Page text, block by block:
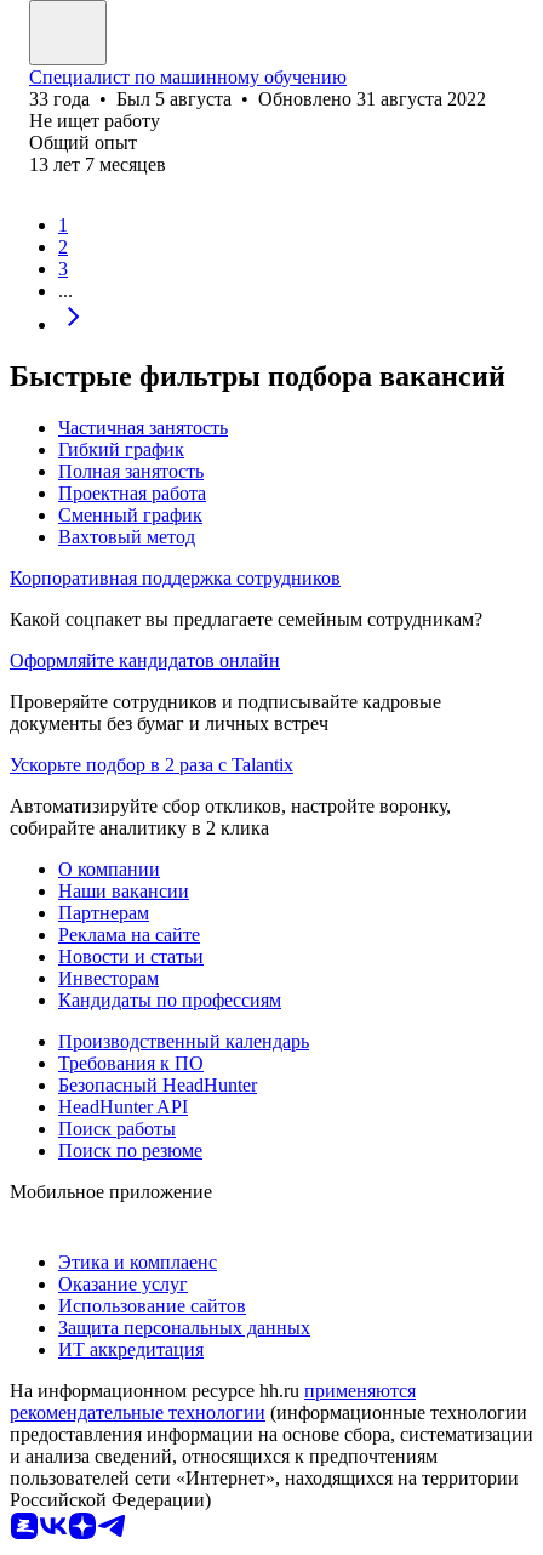
Специалист по машинному обучению
33 года • Был 5 августа • Обновлено 31 августа 2022
Не ищет работу
Общий опыт
13 лет 7 месяцев
1
2
3
...
Быстрые фильтры подбора вакансий
Частичная занятость
Гибкий график
Полная занятость
Проектная работа
Сменный график
Вахтовый метод
Корпоративная поддержка сотрудников
Какой соцпакет вы предлагаете семейным сотрудникам?
Оформляйте кандидатов онлайн
Проверяйте сотрудников и подписывайте кадровые
документы без бумаг и личных встреч
Ускорьте подбор в 2 раза с Talantix
Автоматизируйте сбор откликов, настройте воронку,
собирайте аналитику в 2 клика
О компании
Наши вакансии
Партнерам
Реклама на сайте
Новости и статьи
Инвесторам
Кандидаты по профессиям
Производственный календарь
Требования к ПО
Безопасный HeadHunter
HeadHunter API
Поиск работы
Поиск по резюме
Мобильное приложение
Этика и комплаенс
Оказание услуг
Использование сайтов
Защита персональных данных
ИТ аккредитация
На информационном ресурсе hh.ru применяются
рекомендательные технологии (информационные технологии
предоставления информации на основе сбора, систематизации
и анализа сведений, относящихся к предпочтениям
пользователей сети «Интернет», находящихся на территории
Российской Федерации)